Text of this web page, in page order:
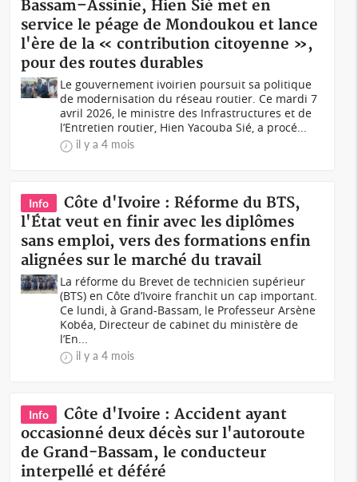
Bassam–Assinie, Hien Sié met en
service le péage de Mondoukou et lance
l'ère de la « contribution citoyenne »,
pour des routes durables
Le gouvernement ivoirien poursuit sa politique
de modernisation du réseau routier. Ce mardi 7
avril 2026, le ministre des Infrastructures et de
l’Entretien routier, Hien Yacouba Sié, a procé...
il y a 4 mois
Info
Côte d'Ivoire : Réforme du BTS,
l'État veut en finir avec les diplômes
sans emploi, vers des formations enfin
alignées sur le marché du travail
La réforme du Brevet de technicien supérieur
(BTS) en Côte d’Ivoire franchit un cap important.
Ce lundi, à Grand-Bassam, le Professeur Arsène
Kobéa, Directeur de cabinet du ministère de
l’En...
il y a 4 mois
Info
Côte d'Ivoire : Accident ayant
occasionné deux décès sur l'autoroute
de Grand-Bassam, le conducteur
interpellé et déféré